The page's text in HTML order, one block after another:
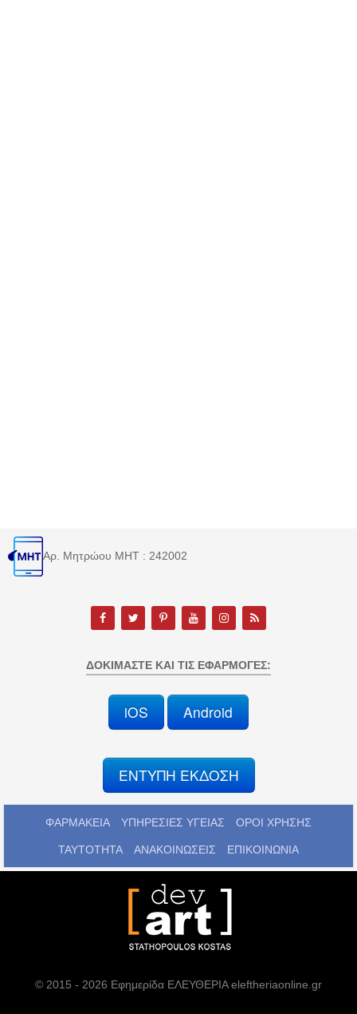
Αρ. Μητρώου MHT : 242002
ΔΟΚΙΜΆΣΤΕ ΚΑΙ ΤΙΣ ΕΦΑΡΜΟΓΈΣ:
iOS Android
ΕΝΤΥΠΗ ΕΚΔΟΣΗ
ΦΑΡΜΑΚΕΙΑ ΥΠΗΡΕΣΙΕΣ ΥΓΕΙΑΣ ΟΡΟΙ ΧΡΗΣΗΣ
ΤΑΥΤΟΤΗΤΑ ΑΝΑΚΟΙΝΩΣΕΙΣ ΕΠΙΚΟΙΝΩΝΙΑ
© 2015 - 2026 Εφημερίδα ΕΛΕΥΘΕΡΙΑ eleftheriaonline.gr